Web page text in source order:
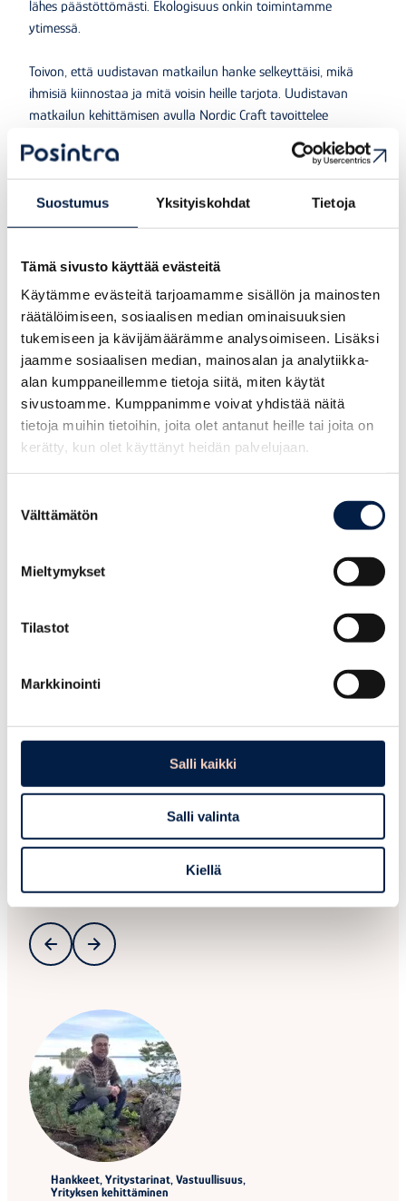
Suostumus Yksityiskohdat Tietoja
Tämä sivusto käyttää evästeitä
Käytämme evästeitä tarjoamamme sisällön ja mainosten
räätälöimiseen, sosiaalisen median ominaisuuksien
tukemiseen ja kävijämäärämme analysoimiseen. Lisäksi
jaamme sosiaalisen median, mainosalan ja analytiikka-
alan kumppaneillemme tietoja siitä, miten käytät
sivustoamme. Kumppanimme voivat yhdistää näitä
tietoja muihin tietoihin, joita olet antanut heille tai joita on
kerätty, kun olet käyttänyt heidän palvelujaan.
valinta
Välttämätön
Mieltymykset
Tilastot
Markkinointi
Salli kaikki
Salli valinta
Kiellä
lähes päästöttömästi. Ekologisuus onkin toimintamme
ytimessä.
Toivon, että uudistavan matkailun hanke selkeyttäisi, mikä
ihmisiä kiinnostaa ja mitä voisin heille tarjota. Uudistavan
matkailun kehittämisen avulla Nordic Craft tavoittelee
parempaa ymmärrystä siitä, mikä matkailijoita aidosti
kiinnostaa ja millaisia sisältöjä heille voidaan tarjota tavalla,
joka hyödyttää sekä paikkaa että yhteisöä.
nordiccraft.fi/Mats Vuorenjuuri
Nordic Craft
Lisätiedot:
+358 503084388
Uusimmat samasta kategoriasta
Hankkeet, Yritystarinat, Vastuullisuus,
Yrityksen kehittäminen